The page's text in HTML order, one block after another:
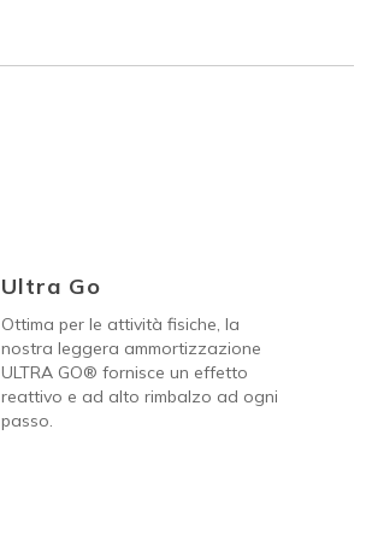
Ultra Go
Ottima per le attività fisiche, la
nostra leggera ammortizzazione
ULTRA GO® fornisce un effetto
reattivo e ad alto rimbalzo ad ogni
passo.